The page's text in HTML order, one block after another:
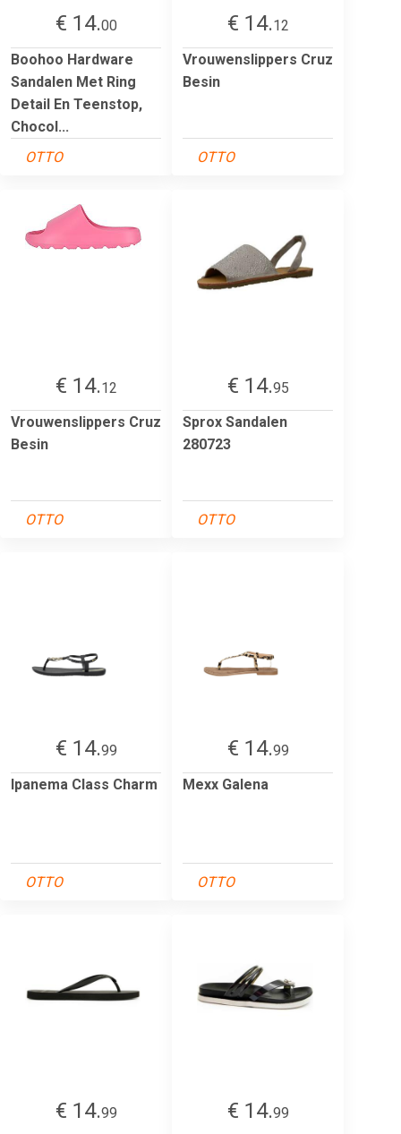
€ 14.00
Boohoo Hardware
Sandalen Met Ring
Detail En Teenstop,
Chocol...
OTTO
€ 14.12
Vrouwenslippers Cruz
Besin
OTTO
€ 14.12
Vrouwenslippers Cruz
Besin
OTTO
€ 14.95
Sprox Sandalen
280723
OTTO
€ 14.99
Ipanema Class Charm
OTTO
€ 14.99
Mexx Galena
OTTO
€ 14.99 € 14.99